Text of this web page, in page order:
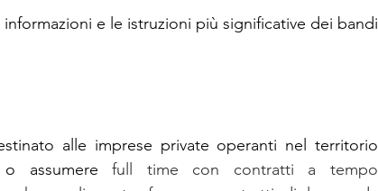
e le istruzioni più significative dei bandi
alle imprese private operanti nel territorio
o assumere full time con contratti a tempo